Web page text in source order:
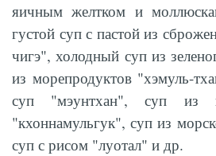
яичным желтком и
густой суп с пастой из
чигэ", холодный суп из
из морепродуктов "хэмуль-
суп "мэунтхан", суп из
"кхоннамульгук", суп из
суп с рисом "луотал" и др.